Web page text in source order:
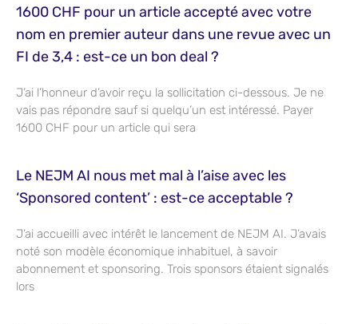
1600 CHF pour un article accepté avec votre
nom en premier auteur dans une revue avec un
FI de 3,4 : est-ce un bon deal ?
J’ai l’honneur d’avoir reçu la sollicitation ci-dessous. Je ne
vais pas répondre sauf si quelqu’un est intéressé. Payer
1600 CHF pour un article qui sera
Le NEJM AI nous met mal à l’aise avec les
‘Sponsored content’ : est-ce acceptable ?
J’ai accueilli avec intérêt le lancement de NEJM AI. J’avais
noté son modèle économique inhabituel, à savoir
abonnement et sponsoring. Trois sponsors étaient signalés
lors